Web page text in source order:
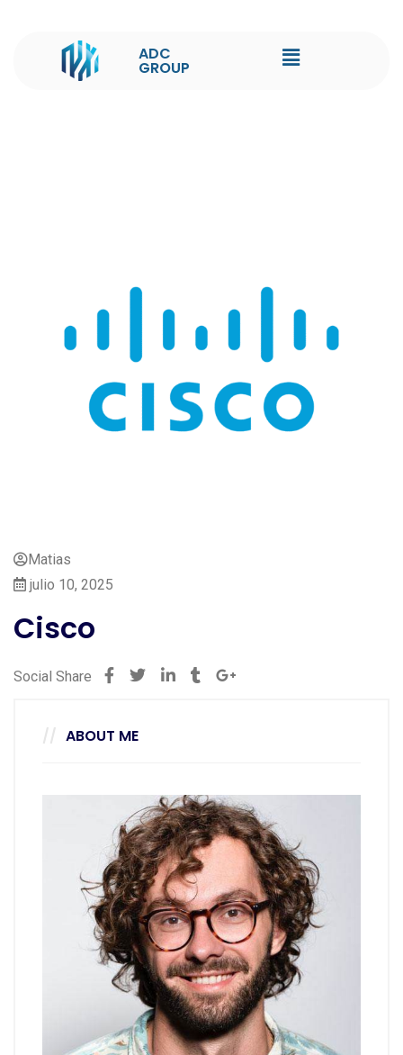
ADC
GROUP
Matias
julio 10, 2025
Cisco
Social Share
ABOUT ME